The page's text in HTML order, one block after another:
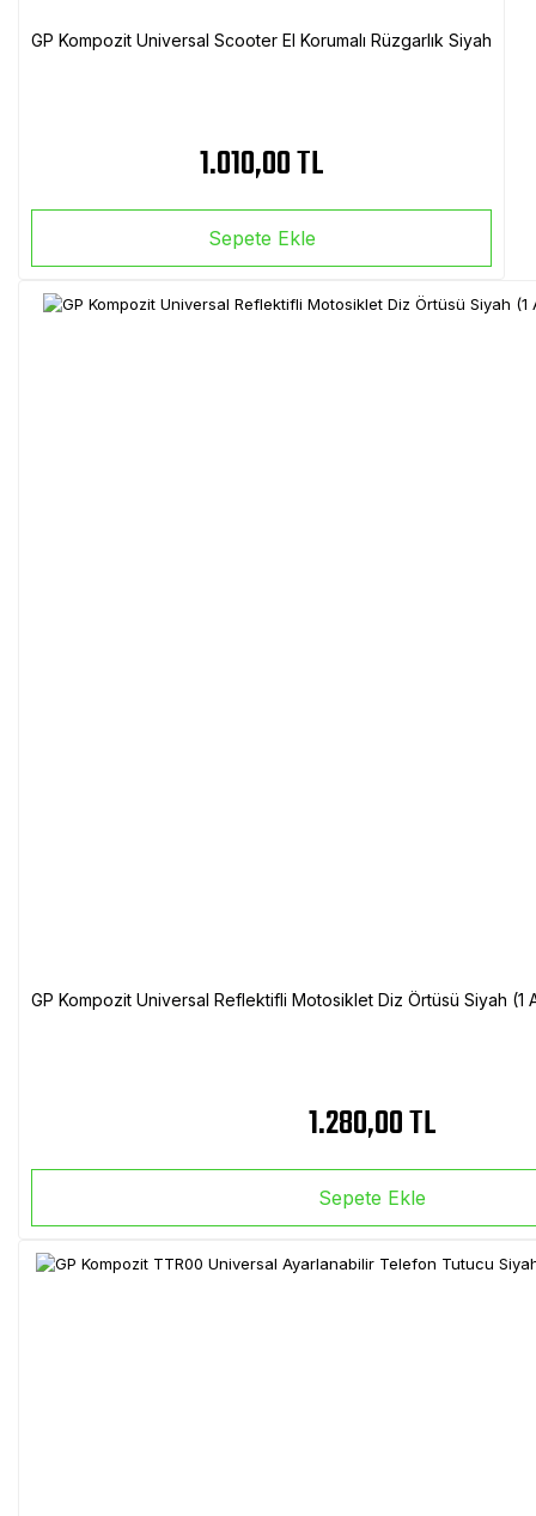
GP Kompozit Universal Scooter El Korumalı Rüzgarlık Siyah
1.010,00 TL
Sepete Ekle
GP Kompozit Universal Reflektifli Motosiklet Diz Örtüsü Siyah
1.280,00 TL
Sepete Ekle